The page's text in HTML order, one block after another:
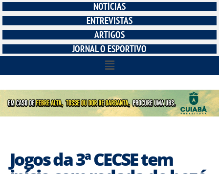
NOTÍCIAS
ENTREVISTAS
ARTIGOS
JORNAL O ESPORTIVO
Jogos da 3ª CECSE tem